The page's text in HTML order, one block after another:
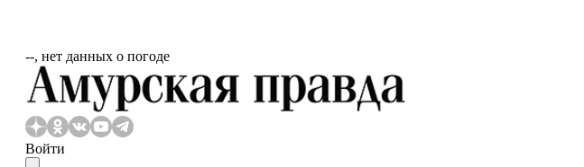
‐‐, нет данных о погоде
Войти